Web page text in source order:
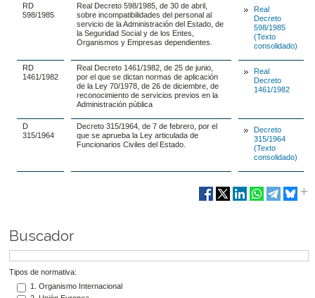
RD
598/1985
Real Decreto 598/1985, de 30 de abril,
sobre incompatibilidades del personal al
servicio de la Administración del Estado, de
la Seguridad Social y de los Entes,
Organismos y Empresas dependientes.
Real
Decreto
598/1985
(Texto
consolidado)
RD
1461/1982
Real Decreto 1461/1982, de 25 de junio,
por el que se dictan normas de aplicación
de la Ley 70/1978, de 26 de diciembre, de
reconocimiento de servicios previos en la
Administración pública
Real
Decreto
1461/1982
D
315/1964
Decreto 315/1964, de 7 de febrero, por el
que se aprueba la Ley articulada de
Funcionarios Civiles del Estado.
Decreto
315/1964
(Texto
consolidado)
Buscador
Tipos de normativa:
1. Organismo Internacional